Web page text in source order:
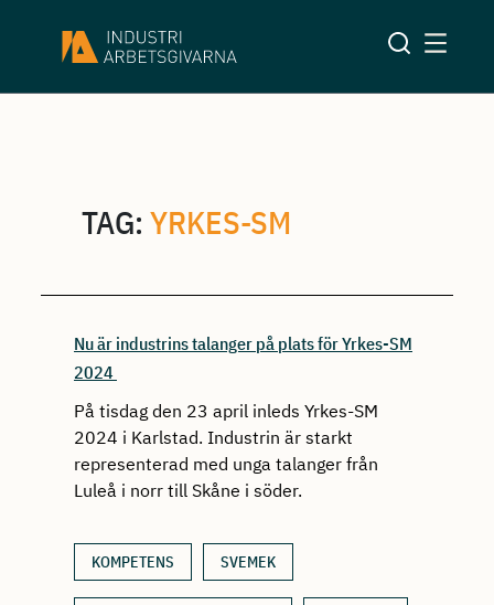
TAG: YRKES-SM
Nu är industrins talanger på plats för Yrkes-SM
2024
På tisdag den 23 april inleds Yrkes-SM
2024 i Karlstad. Industrin är starkt
representerad med unga talanger från
Luleå i norr till Skåne i söder.
KOMPETENS SVEMEK